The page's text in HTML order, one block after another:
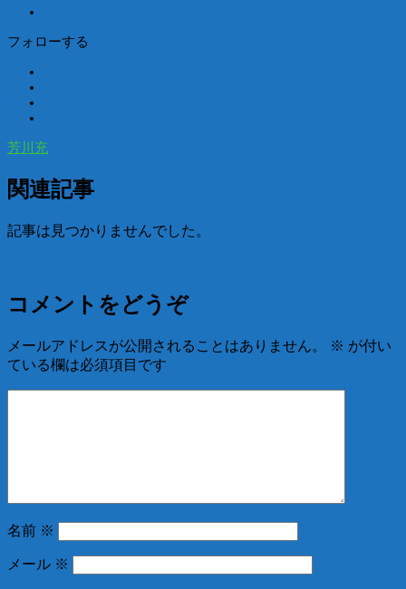
フォローする
芳川充
関連記事
記事は見つかりませんでした。
コメントをどうぞ
メールアドレスが公開されることはありません。 ※ が付い
ている欄は必須項目です
名前 ※
メール ※